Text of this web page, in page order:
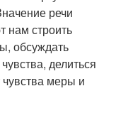
речи
нам строить
обсуждать
делиться
меры и